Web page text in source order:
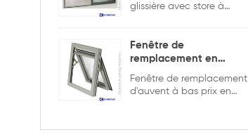
glissière avec store à
Fenêtre de
remplacement en
aluminium double
vitrage
Fenêtre de remplacement
d'auvent à bas prix en
avec la grille dans la